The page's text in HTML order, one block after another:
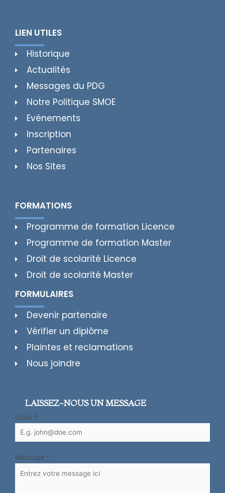
LIEN UTILES
Historique
Actualités
Messages du PDG
Notre Politique SMOE
Evénements
Inscription
Partenaires
Nos Sites
FORMATIONS
Programme de formation Licence
Programme de formation Master
Droit de scolarité Licence
Droit de scolarité Master
FORMULAIRES
Devenir partenaire
Vérifier un diplôme
Plaintes et reclamations
Nous joindre
LAISSEZ-NOUS UN MESSAGE
Email *
Message *